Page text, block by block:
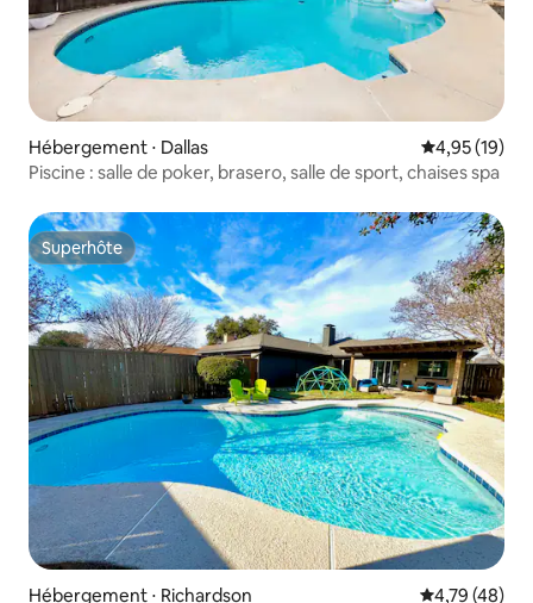
Hébergement ⋅ Dallas Évaluation
4,95 (19)
Piscine : salle de poker, brasero, salle de sport, chaises spa
Superhôte
Superhôte
Hébergement ⋅ Richardson Évaluation
4,79 (48)